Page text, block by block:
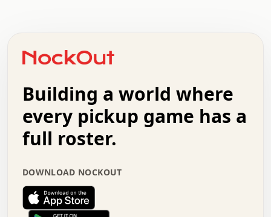
+   .   .   .   .   .   .   .   .   .   +   .   .
.   .   .   .   .   .   .   .   .   .   .   :   .
.   .   .   .   +   .   .   .   .   .   .   .   +
.   :   .   .   .   .   .   .   .   .   o   .   .
.   .   x   .   .   .   .   .   .   :   .   .   o
.   .   .   .   :   .   .   .   .   o   .   .   .
.   .   .   .   .   .   .   :   .   .   .   .   .
.   .   .   .   .   .   .   +   .   .   x   .   .
.   .   .   .   .   :   +   .   .   .   .   .   o
.   .   .   .   .   .   .   .   .   .   .   .   .
Building a world where
every pickup game has a
full roster.
DOWNLOAD NOCKOUT